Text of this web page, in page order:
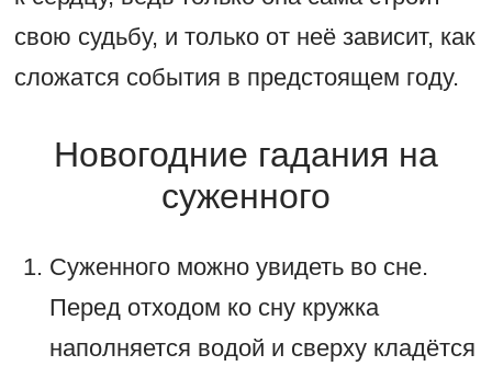
свою судьбу, и только от неё зависит, как
сложатся события в предстоящем году.
Новогодние гадания на
суженного
Суженного можно увидеть во сне.
Перед отходом ко сну кружка
наполняется водой и сверху кладётся